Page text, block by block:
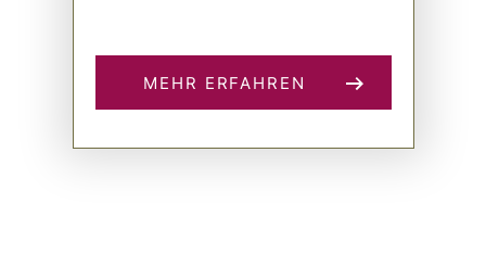
MEHR ERFAHREN